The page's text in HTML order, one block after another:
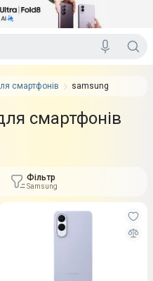
смартфонів samsung
смартфонів
Фільтр
Samsung